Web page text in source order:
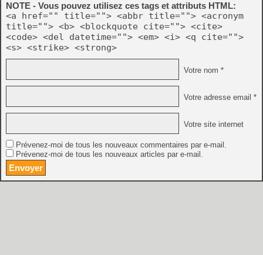
NOTE - Vous pouvez utilisez ces tags et attributs HTML:
<a href="" title=""> <abbr title=""> <acronym
title=""> <b> <blockquote cite=""> <cite>
<code> <del datetime=""> <em> <i> <q cite="">
<s> <strike> <strong>
Votre nom *
Votre adresse email *
Votre site internet
Prévenez-moi de tous les nouveaux commentaires par e-mail.
Prévenez-moi de tous les nouveaux articles par e-mail.